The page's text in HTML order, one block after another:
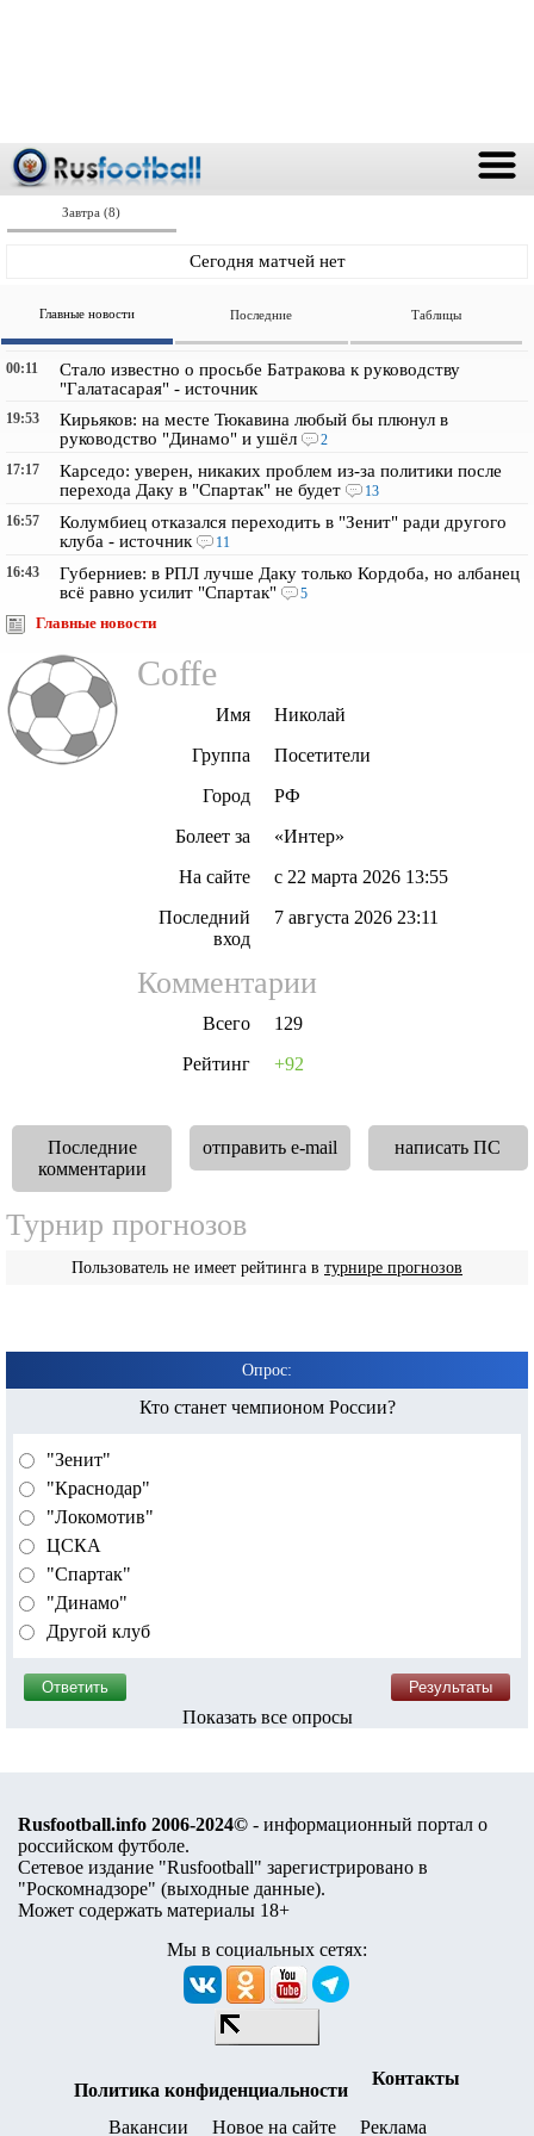
Завтра (8)
Сегодня матчей нет
Главные новости Последние Таблицы
00:11
Стало известно о просьбе Батракова к руководству
"Галатасарая" - источник
19:53
Кирьяков: на месте Тюкавина любый бы плюнул в
руководство "Динамо" и ушёл
2
17:17
Карседо: уверен, никаких проблем из-за политики после
перехода Даку в "Спартак" не будет
13
16:57
Колумбиец отказался переходить в "Зенит" ради другого
клуба - источник
11
16:43
Губерниев: в РПЛ лучше Даку только Кордоба, но албанец
всё равно усилит "Спартак"
5
Главные новости
Coffe
Имя
Николай
Группа
Посетители
Город
РФ
Болеет за
«Интер»
На сайте
с 22 марта 2026 13:55
Последний
вход
7 августа 2026 23:11
Комментарии
Всего
129
Рейтинг
+92
Последние
комментарии
отправить e-mail написать ПС
Турнир прогнозов
Пользователь не имеет рейтинга в турнире прогнозов
Опрос:
Кто станет чемпионом России?
"Зенит"
"Краснодар"
"Локомотив"
ЦСКА
"Спартак"
"Динамо"
Другой клуб
Показать все опросы
Rusfootball.info 2006-2024© - информационный портал о
российском футболе.
Сетевое издание "Rusfootball" зарегистрировано в
"Роскомнадзоре" (выходные данные).
Может содержать материалы 18+
Мы в социальных сетях:
Политика конфиденциальности
Контакты
Вакансии Новое на сайте Реклама